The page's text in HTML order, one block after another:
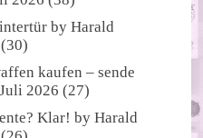
byHarald
(30)
kaufen – sende
2026 (27)
Klar! byHarald